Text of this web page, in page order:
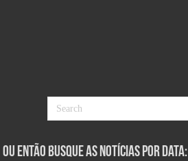
Ou Então Busque as Notícias Por Data: